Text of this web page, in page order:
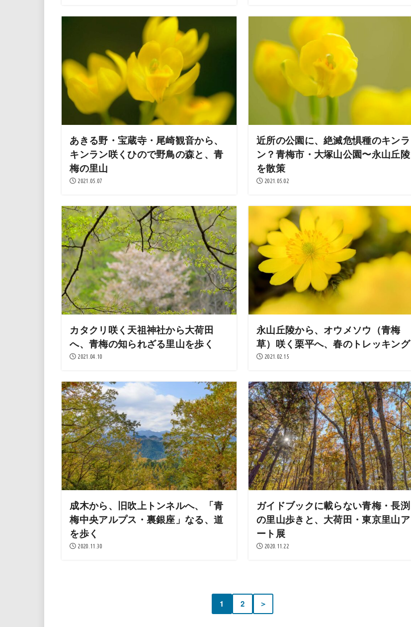
あきる野・宝蔵寺・尾崎観音から、
キンラン咲くひので野鳥の森と、青
梅の里山
2021.05.07
近所の公園に、絶滅危惧種のキンラ
ン？青梅市・大塚山公園〜永山丘陵
を散策
2021.05.02
カタクリ咲く天祖神社から大荷田
へ、青梅の知られざる里山を歩く
2021.04.10
永山丘陵から、オウメソウ（青梅
草）咲く栗平へ、春のトレッキング
2021.02.15
成木から、旧吹上トンネルへ、「青
梅中央アルプス・裏銀座」なる、道
を歩く
2020.11.30
ガイドブックに載らない青梅・長渕
の里山歩きと、大荷田・東京里山ア
ート展
2020.11.22
1 2 ＞